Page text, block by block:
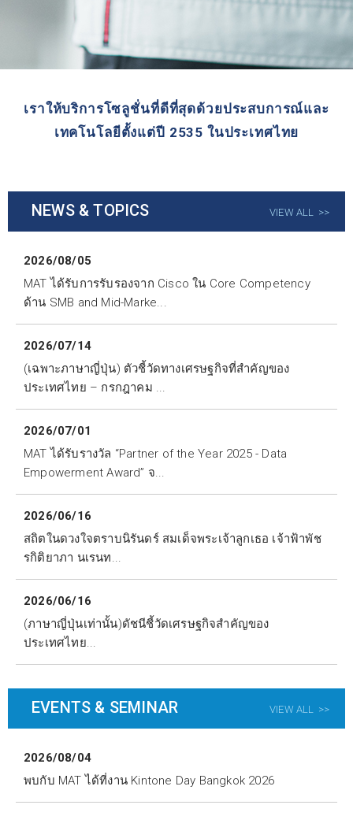
เราให้บริการโซลูชั่นที่ดีที่สุดด้วยประสบการณ์และ
เทคโนโลยีตั้งแต่ปี 2535 ในประเทศไทย
NEWS & TOPICS VIEW ALL
2026/08/05
MAT ได้รับการรับรองจาก Cisco ใน Core Competency
ด้าน SMB and Mid-Marke...
2026/07/14
(เฉพาะภาษาญี่ปุ่น) ตัวชี้วัดทางเศรษฐกิจที่สำคัญของ
ประเทศไทย – กรกฎาคม ...
2026/07/01
MAT ได้รับรางวัล “Partner of the Year 2025 - Data
Empowerment Award” จ...
2026/06/16
สถิตในดวงใจตราบนิรันดร์ สมเด็จพระเจ้าลูกเธอ เจ้าฟ้าพัช
รกิติยาภา นเรนท...
2026/06/16
(ภาษาญี่ปุ่นเท่านั้น)ดัชนีชี้วัดเศรษฐกิจสำคัญของ
ประเทศไทย...
EVENTS & SEMINAR VIEW ALL
2026/08/04
พบกับ MAT ได้ที่งาน Kintone Day Bangkok 2026